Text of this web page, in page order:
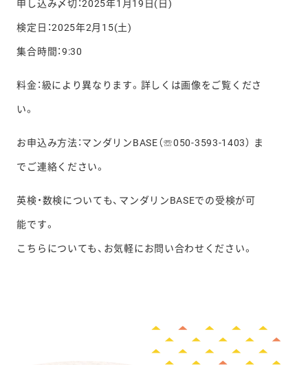
申し込み〆切：2025年1月19日(日)
検定日：2025年2月15(土)
集合時間：9:30
料金：級により異なります。詳しくは画像をご覧くださ
い。
お申込み方法：マンダリンBASE（☏050-3593-1403） ま
でご連絡ください。
英検・数検についても、マンダリンBASEでの受検が可
能です。
こちらについても、お気軽にお問い合わせください。